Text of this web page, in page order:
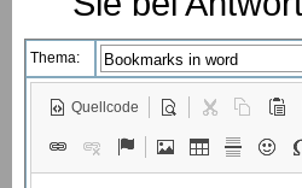
Thema:
Quellcode